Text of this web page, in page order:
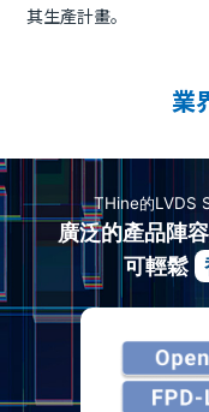
其生產計畫。
業
THine的LVDS
廣泛的產品陣
可輕鬆